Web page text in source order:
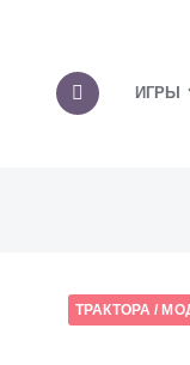
ИГРЫ
ТРАКТОРА /